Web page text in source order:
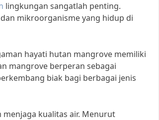
lingkungan sangatlah penting.
mikroorganisme yang hidup di
hayati hutan mangrove memiliki
mangrove berperan sebagai
biak bagi berbagai jenis
kualitas air. Menurut